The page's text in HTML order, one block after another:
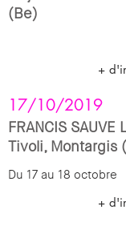
(Be)
+
17/10/2019
FRANCIS SAUVE
Tivoli, Montargis
Du 17 au 18 octobre
+